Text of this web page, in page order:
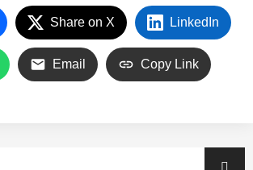
Share on X LinkedIn
Email Copy Link